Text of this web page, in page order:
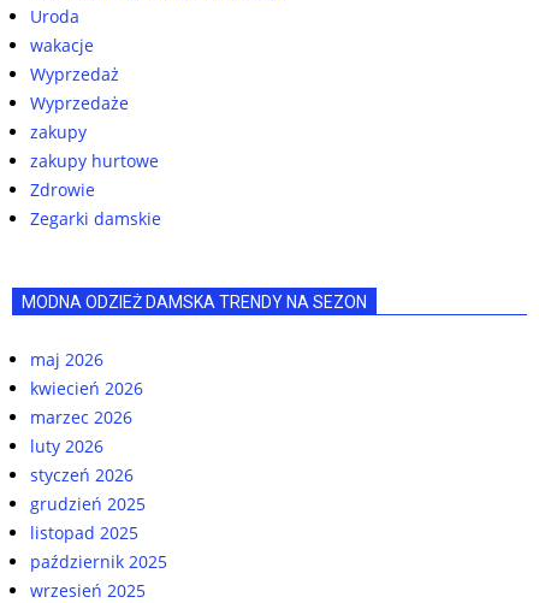
Uroda
wakacje
Wyprzedaż
Wyprzedaże
zakupy
zakupy hurtowe
Zdrowie
Zegarki damskie
MODNA ODZIEŻ DAMSKA TRENDY NA SEZON
maj 2026
kwiecień 2026
marzec 2026
luty 2026
styczeń 2026
grudzień 2025
listopad 2025
październik 2025
wrzesień 2025